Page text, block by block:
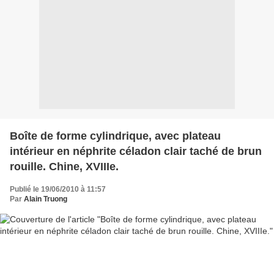
Boîte de forme cylindrique, avec plateau
intérieur en néphrite céladon clair taché de brun
rouille. Chine, XVIIIe.
Publié le 19/06/2010 à 11:57
Par Alain Truong